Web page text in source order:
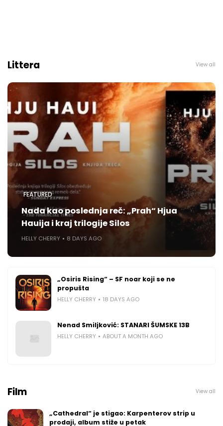
Littera View all
FEATURED
Nada kao poslednja reč: „Prah“ Hjua
Hauija i kraj trilogije Silos
HELLY CHERRY 8 DAYS AGO
„Osiris Rising“ – SF noar koji se ne
propušta
HELLY CHERRY 18 DAYS AGO
Nenad Smiljković: STANARI ŠUMSKE 13B
HELLY CHERRY ABOUT A MONTH AGO
Film View all
„Cathedral“ je stigao: Karpenterov strip u
prodaji, album stiže u petak